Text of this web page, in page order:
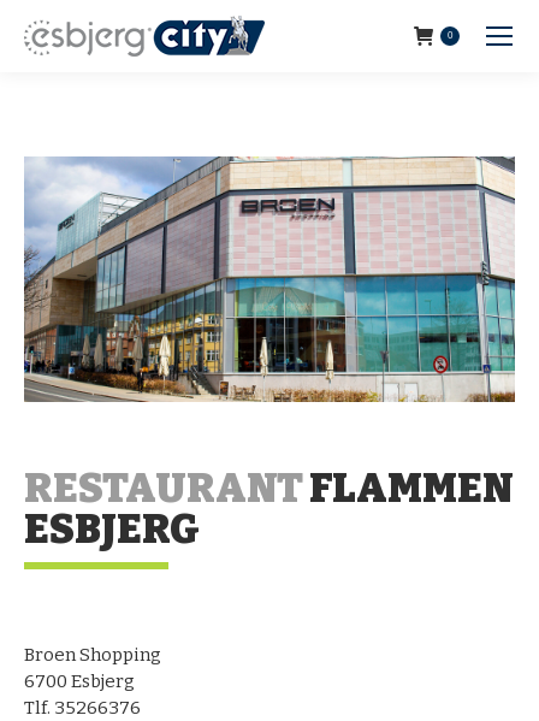
0
RESTAURANTFLAMMEN
ESBJERG
Broen Shopping
6700 Esbjerg
Tlf. 35266376